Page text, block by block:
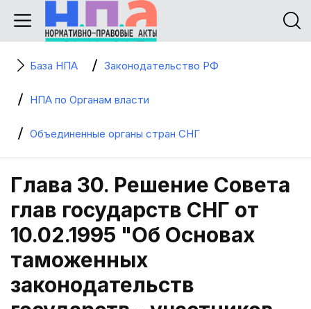
База НПА Законодательство РФ
НПА по Органам власти
Объединенные органы стран СНГ
Глава 30. Решение Совета
глав государств СНГ от
10.02.1995 "Об Основах
таможенных
законодательств